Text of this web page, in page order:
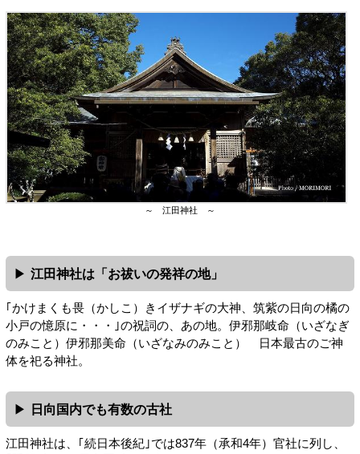
～ 江田神社 ～
江田神社は「お祓いの発祥の地」
｢かけまくも畏（かしこ）きイザナギの大神、筑紫の日向の橘の
小戸の憶原に・・・｣の祝詞の、あの地。伊邪那岐命（いざなぎ
のみこと）伊邪那美命（いざなみのみこと） 日本最古のご神
体を祀る神社。
日向国内でも有数の古社
江田神社は、｢続日本後紀｣では837年（承和4年）官社に列し、